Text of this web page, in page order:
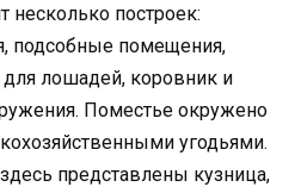
несколько построек:
подсобные помещения,
для лошадей, коровник и
Поместье окружено
угодьями.
представлены кузница,